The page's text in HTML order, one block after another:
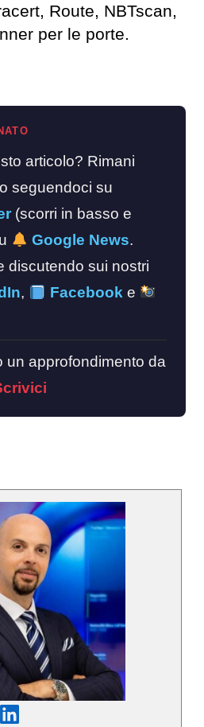
Route, NBTscan,
per le porte.
articolo? Rimani
seguendoci su
(scorri in basso e
Google News.
discutendo sui nostri
, Facebooke
un approfondimento da